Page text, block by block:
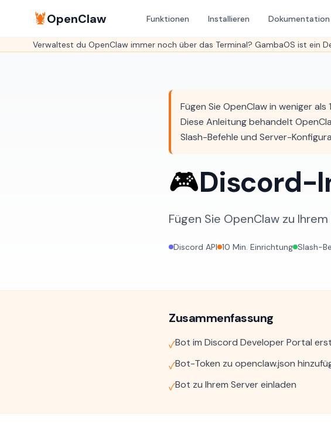
🦞OpenClaw Funktionen Installieren Dokumentation
Verwaltest du OpenClaw immer noch über das Terminal? GambaOS ist ein
Fügen Sie OpenClaw in weniger
Diese Anleitung behandelt
Slash-Befehle und Server-
🎮Discord-
Fügen Sie OpenClaw zu
Discord API 10 Min. Einrichtung Slash-
Zusammenfassung
✓Bot im Discord Developer Portal
✓Bot-Token zu openclaw.json
✓Bot zu Ihrem Server einladen